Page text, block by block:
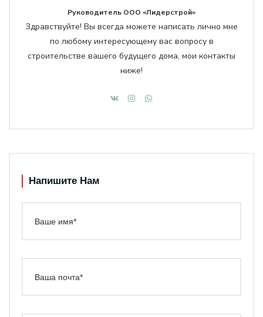
Руководитель ООО «Лидерстрой»
Здравствуйте! Вы всегда можете написать лично мне
по любому интересующему вас вопросу в
строительстве вашего будущего дома, мои контакты
ниже!
Напишите Нам